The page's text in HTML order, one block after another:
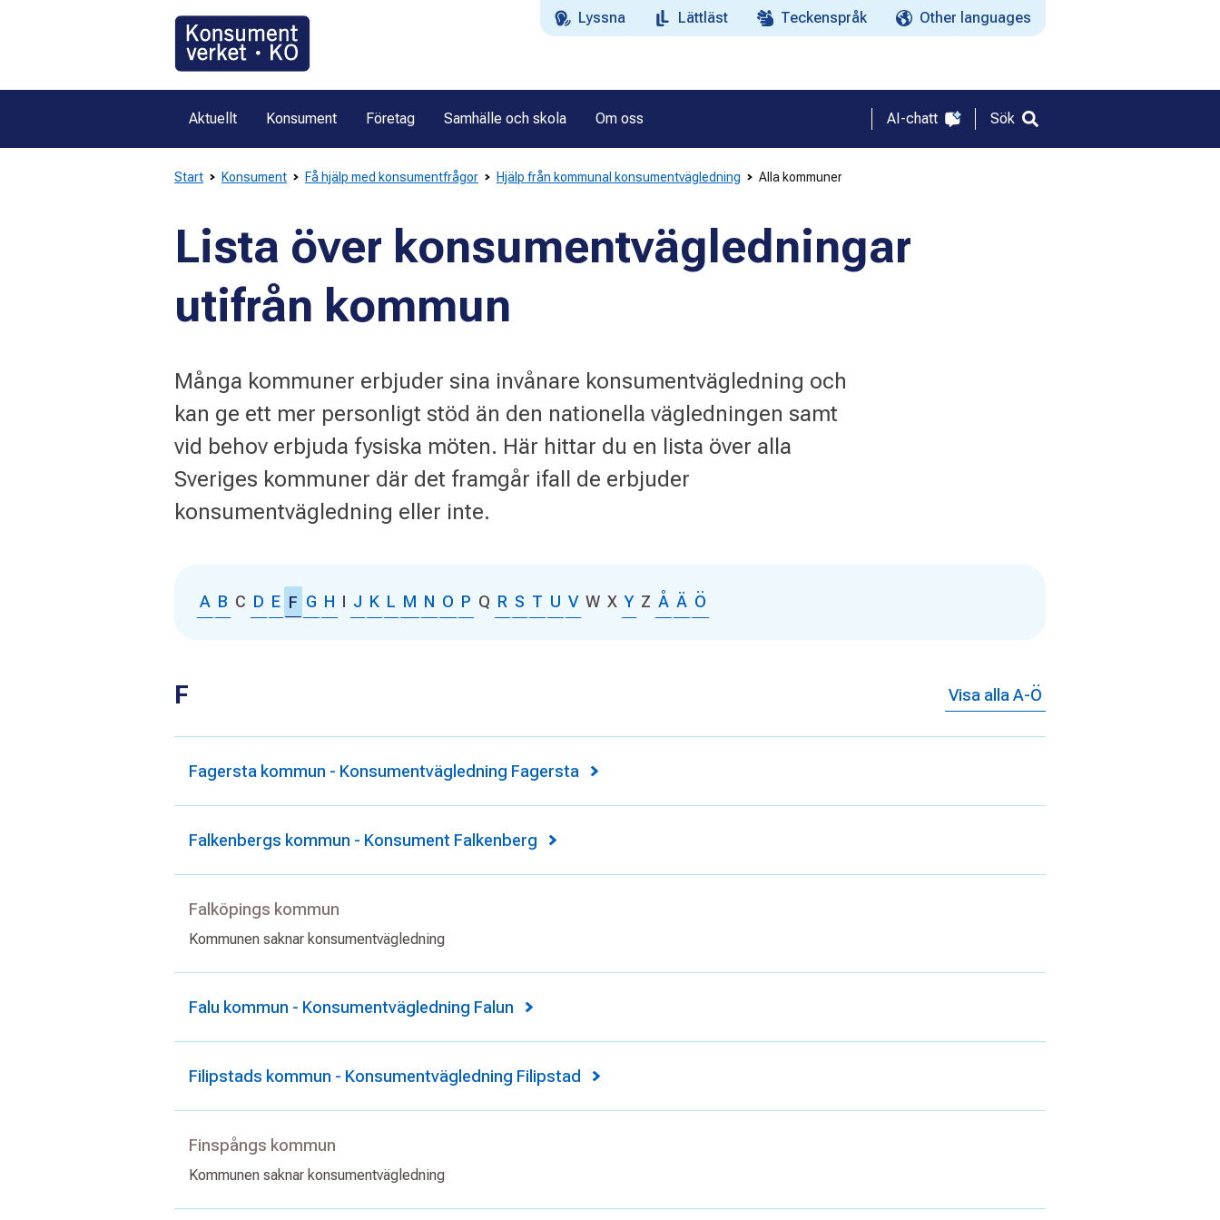
Lyssna Lättläst Teckenspråk Other languages
Aktuellt Konsument Företag Samhälle och skola Om oss AI-chatt Sök
Start Konsument Få hjälp med konsumentfrågor Hjälp från kommunal konsumentvägledning Alla kommuner
Lista över konsumentvägledningar
utifrån kommun
Många kommuner erbjuder sina invånare konsumentvägledning och
kan ge ett mer personligt stöd än den nationella vägledningen samt
vid behov erbjuda fysiska möten. Här hittar du en lista över alla
Sveriges kommuner där det framgår ifall de erbjuder
konsumentvägledning eller inte.
A B C D E F G H I J K L M N O P Q R S T U V W X Y Z Å Ä Ö
F Visa alla A-Ö
Fagersta kommun - Konsumentvägledning Fagersta
Falkenbergs kommun - Konsument Falkenberg
Falköpings kommun
Kommunen saknar konsumentvägledning
Falu kommun - Konsumentvägledning Falun
Filipstads kommun - Konsumentvägledning Filipstad
Finspångs kommun
Kommunen saknar konsumentvägledning